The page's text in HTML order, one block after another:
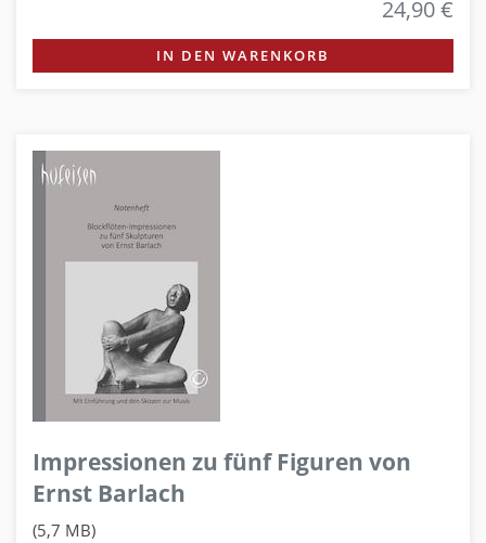
24,90 €
IN DEN WARENKORB
Impressionen zu fünf Figuren von
Ernst Barlach
(5,7 MB)